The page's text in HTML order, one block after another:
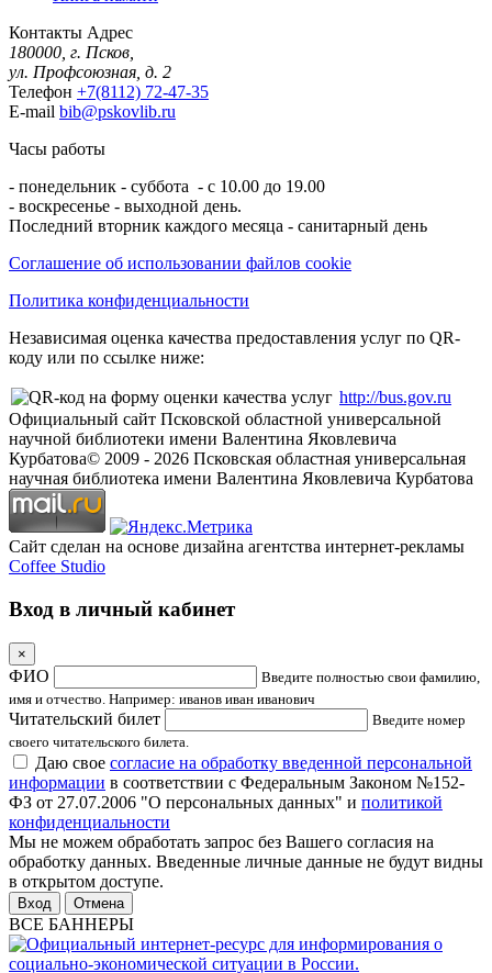
Контакты Адрес
180000, г. Псков,
ул. Профсоюзная, д. 2
Телефон +7(8112) 72-47-35
E-mail bib@pskovlib.ru
Часы работы
- понедельник - суббота - с 10.00 до 19.00
- воскресенье - выходной день.
Последний вторник каждого месяца - санитарный день
Соглашение об использовании файлов cookie
Политика конфиденциальности
Независимая оценка качества предоставления услуг по QR-
коду или по ссылке ниже:
http://bus.gov.ru
Официальный сайт Псковской областной универсальной
научной библиотеки имени Валентина Яковлевича
Курбатова© 2009 - 2026 Псковская областная универсальная
научная библиотека имени Валентина Яковлевича Курбатова
Сайт сделан на основе дизайна агентства интернет-рекламы
Coffee Studio
Вход в личный кабинет
×
ФИО
Введите полностью свои фамилию,
имя и отчество. Например: иванов иван иванович
Читательский билет
Введите номер
своего читательского билета.
Даю свое согласие на обработку введенной персональной
информации в соответствии с Федеральным Законом №152-
ФЗ от 27.07.2006 "О персональных данных" и политикой
конфиденциальности
Мы не можем обработать запрос без Вашего согласия на
обработку данных. Введенные личные данные не будут видны
в открытом доступе.
Отмена
ВСЕ БАННЕРЫ